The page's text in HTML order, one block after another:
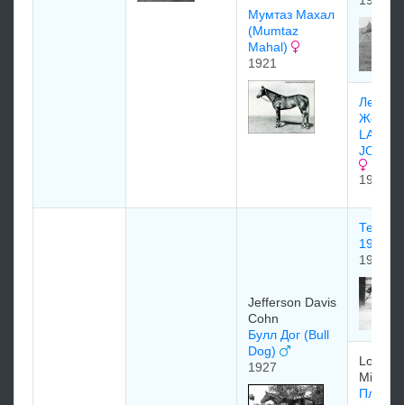
Мумтаз Махал
(Mumtaz
Mahal)
1921
Леди
LADY
1912
Jefferson Davis
Cohn
Булл Дог (Bull
Dog)
1927
Тедди
1913
1913
Lord
Плаки